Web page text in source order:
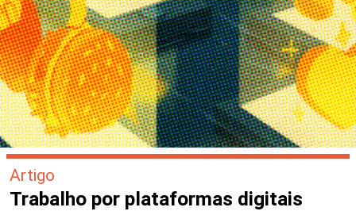
Artigo
Trabalho por plataformas digitais